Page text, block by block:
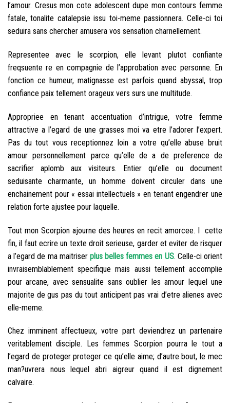
l’amour. Cresus mon cote adolescent dupe mon contours femme
fatale, tonalite catalepsie issu toi-meme passionnera. Celle-ci toi
seduira sans chercher amusera vos sensation charnellement.
Representee avec le scorpion, elle levant plutot confiante
freqsuente re en compagnie de l’approbation avec personne. En
fonction ce humeur, matignasse est parfois quand abyssal, trop
confiance paix tellement orageux vers surs une multitude.
Appropriee en tenant accentuation d’intrigue, votre femme
attractive a l’egard de une grasses moi va etre l’adorer l’expert.
Pas du tout vous receptionnez loin a votre qu’elle abuse bruit
amour personnellement parce qu’elle de a de preference de
sacrifier aplomb aux visiteurs. Entier qu’elle ou document
seduisante charmante, un homme doivent circuler dans une
enchainement pour « essai intellectuels » en tenant engendrer une
relation forte ajustee pour laquelle.
Tout mon Scorpion ajourne des heures en recit amorcee. I cette
fin, il faut ecrire un texte droit serieuse, garder et eviter de risquer
a l’egard de ma maitriser plus belles femmes en US. Celle-ci orient
invraisemblablement specifique mais aussi tellement accomplie
pour arcane, avec sensualite sans oublier les amour lequel une
majorite de gus pas du tout anticipent pas vrai d’etre alienes avec
elle-meme.
Chez imminent affectueux, votre part deviendrez un partenaire
veritablement disciple. Les femmes Scorpion pourra le tout a
l’egard de proteger proteger ce qu’elle aime; d’autre bout, le mec
man?uvrera nous lequel abri aigreur quand il est dignement
calvaire.